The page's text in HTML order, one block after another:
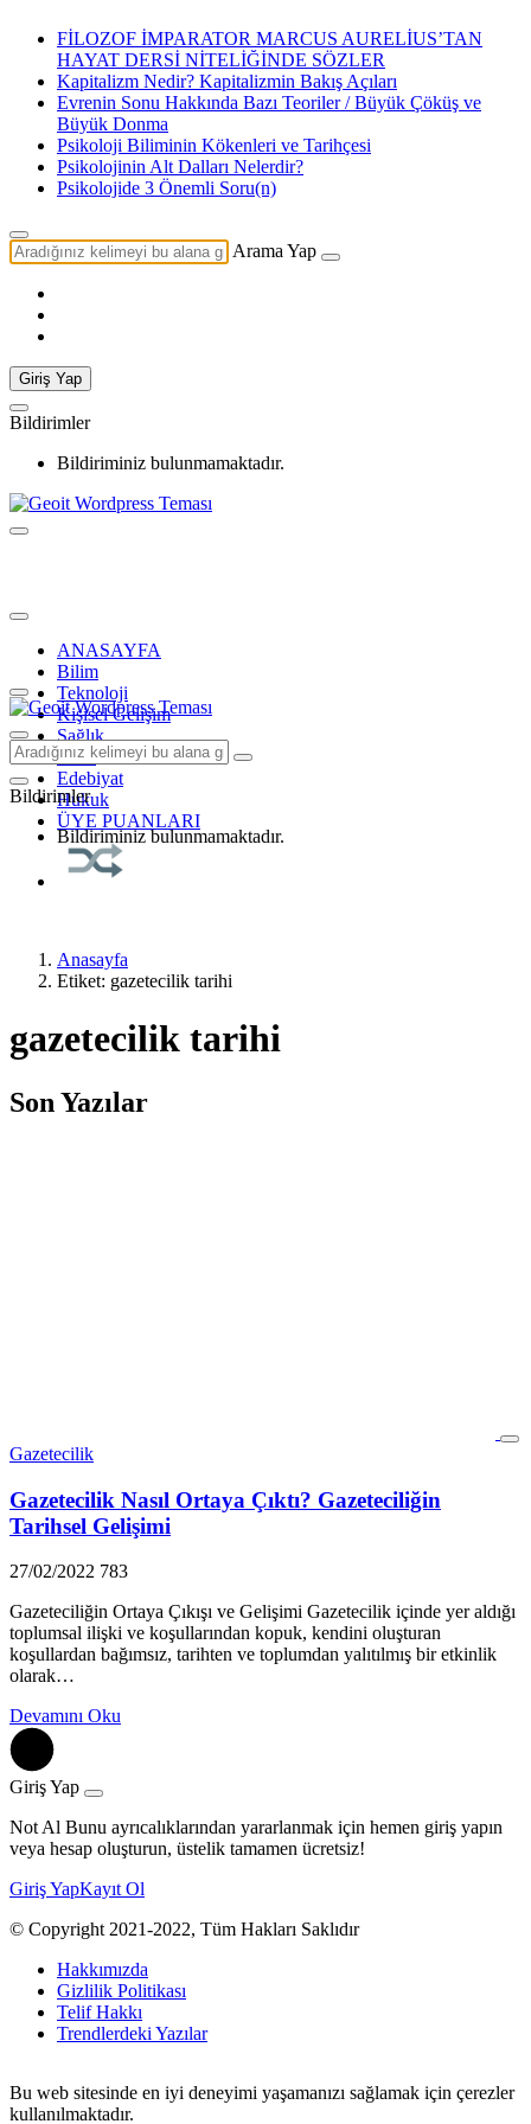
FİLOZOF İMPARATOR MARCUS AURELİUS’TAN
HAYAT DERSİ NİTELİĞİNDE SÖZLER
Kapitalizm Nedir? Kapitalizmin Bakış Açıları
Evrenin Sonu Hakkında Bazı Teoriler / Büyük Çöküş ve
Büyük Donma
Psikoloji Biliminin Kökenleri ve Tarihçesi
Psikolojinin Alt Dalları Nelerdir?
Psikolojide 3 Önemli Soru(n)
Arama Yap
Giriş Yap
Bildirimler
Bildiriminiz bulunmamaktadır.
ANASAYFA
Bilim
Teknoloji
Kişisel Gelişim
Sağlık
Tarih
Edebiyat
Hukuk
ÜYE PUANLARI
Bildirimler
Bildiriminiz bulunmamaktadır.
Anasayfa
Etiket: gazetecilik tarihi
gazetecilik tarihi
Son Yazılar
Gazetecilik
Gazetecilik Nasıl Ortaya Çıktı? Gazeteciliğin
Tarihsel Gelişimi
27/02/2022 783
Gazeteciliğin Ortaya Çıkışı ve Gelişimi Gazetecilik içinde yer aldığı
toplumsal ilişki ve koşullarından kopuk, kendini oluşturan
koşullardan bağımsız, tarihten ve toplumdan yalıtılmış bir etkinlik
olarak…
Devamını Oku
Giriş Yap
Not Al Bunu ayrıcalıklarından yararlanmak için hemen giriş yapın
veya hesap oluşturun, üstelik tamamen ücretsiz!
Giriş YapKayıt Ol
© Copyright 2021-2022, Tüm Hakları Saklıdır
Hakkımızda
Gizlilik Politikası
Telif Hakkı
Trendlerdeki Yazılar
Bu web sitesinde en iyi deneyimi yaşamanızı sağlamak için çerezler
kullanılmaktadır.